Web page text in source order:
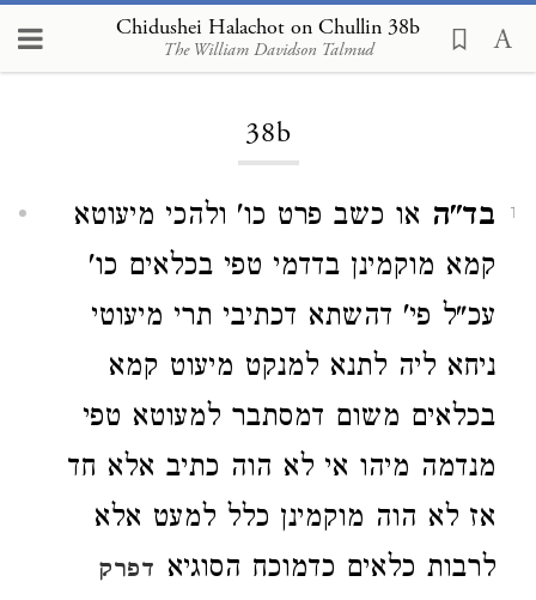
Chidushei Halachot on Chullin 38b
The William Davidson Talmud
Loading...
38b
1 בד"ה או כשב פרט כו' ולהכי מיעוטא
קמא מוקמינן בדדמי טפי בכלאים כו'
עכ"ל פי' דהשתא דכתיבי תרי מיעוטי
ניחא ליה לתנא למנקט מיעוט קמא
בכלאים משום דמסתבר למעוטא טפי
מנדמה מיהו אי לא הוה כתיב אלא חד
אז לא הוה מוקמינן כלל למעט אלא
לרבות כלאים כדמוכח הסוגיא דפרק